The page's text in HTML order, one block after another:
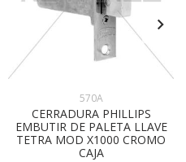
570A
CERRADURA PHILLIPS
EMBUTIR DE PALETA LLAVE
TETRA MOD X1000 CROMO
CAJA